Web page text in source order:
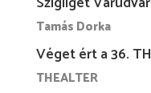
Tamás Dorka
Véget ért a 36.
THEALTER